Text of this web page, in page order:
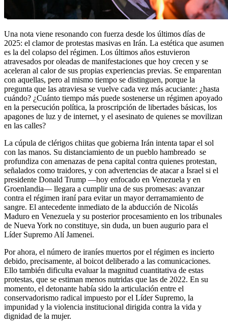
Una nota viene resonando con fuerza desde los últimos días de
2025: el clamor de protestas masivas en Irán. La estética que asumen
es la del colapso del régimen. Los últimos años estuvieron
atravesados por oleadas de manifestaciones que hoy crecen y se
aceleran al calor de sus propias experiencias previas. Se emparentan
con aquellas, pero al mismo tiempo se distinguen, porque la
pregunta que las atraviesa se vuelve cada vez más acuciante: ¿hasta
cuándo? ¿Cuánto tiempo más puede sostenerse un régimen apoyado
en la persecución política, la proscripción de libertades básicas, los
apagones de luz y de internet, y el asesinato de quienes se movilizan
en las calles?
La cúpula de clérigos chiitas que gobierna Irán intenta tapar el sol
con las manos. Su distanciamiento de un pueblo hambreado se
profundiza con amenazas de pena capital contra quienes protestan,
señalados como traidores, y con advertencias de atacar a Israel si el
presidente Donald Trump —hoy enfocado en Venezuela y en
Groenlandia— llegara a cumplir una de sus promesas: avanzar
contra el régimen iraní para evitar un mayor derramamiento de
sangre. El antecedente inmediato de la abducción de Nicolás
Maduro en Venezuela y su posterior procesamiento en los tribunales
de Nueva York no constituye, sin duda, un buen augurio para el
Líder Supremo Alí Jamenei.
Por ahora, el número de iraníes muertos por el régimen es incierto
debido, precisamente, al boicot deliberado a las comunicaciones.
Ello también dificulta evaluar la magnitud cuantitativa de estas
protestas, que se estiman menos nutridas que las de 2022. En su
momento, el detonante había sido la articulación entre el
conservadorismo radical impuesto por el Líder Supremo, la
impunidad y la violencia institucional dirigida contra la vida y
dignidad de la mujer.